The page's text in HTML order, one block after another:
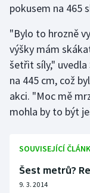
Lyže a
Moderní pětiboj
Motorsport
Olympijské hry
Plážový volejbal
pokusem na 465
"Bylo to hrozně
výšky mám
šetřit síly,"
na 445 cm, což
akci. "Moc mě
mohla by to být
SOUVISEJÍCÍ
Šest metrů?
9. 3. 2014